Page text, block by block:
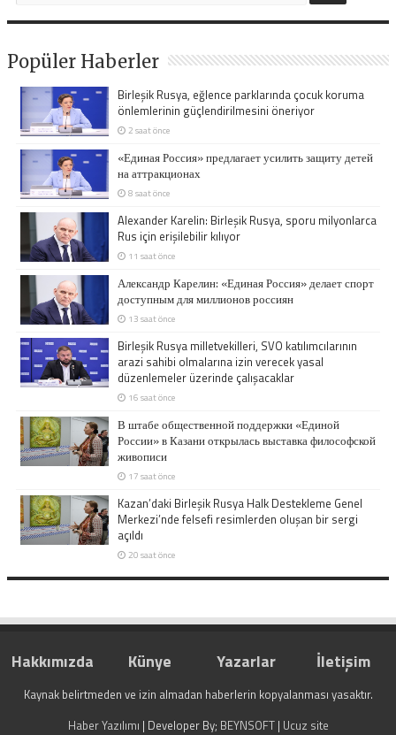
Popüler Haberler
Birleşik Rusya, eğlence parklarında çocuk koruma
önlemlerinin güçlendirilmesini öneriyor
2 saat önce
«Единая Россия» предлагает усилить защиту детей
на аттракционах
8 saat önce
Alexander Karelin: Birleşik Rusya, sporu milyonlarca
Rus için erişilebilir kılıyor
11 saat önce
Александр Карелин: «Единая Россия» делает спорт
доступным для миллионов россиян
13 saat önce
Birleşik Rusya milletvekilleri, SVO katılımcılarının
arazi sahibi olmalarına izin verecek yasal
düzenlemeler üzerinde çalışacaklar
16 saat önce
В штабе общественной поддержки «Единой
России» в Казани открылась выставка философской
живописи
17 saat önce
Kazan’daki Birleşik Rusya Halk Destekleme Genel
Merkezi’nde felsefi resimlerden oluşan bir sergi
açıldı
20 saat önce
Hakkımızda Künye Yazarlar İletişim
Kaynak belirtmeden ve izin almadan haberlerin kopyalanması yasaktır.
Haber Yazılımı | Developer By; BEYNSOFT| Ucuz site